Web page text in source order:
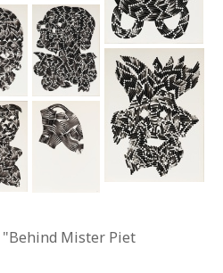
"Behind Mister Piet